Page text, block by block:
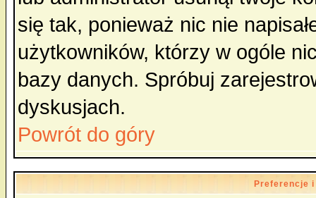
się tak, ponieważ nic nie
użytkowników, którzy w ogóle
bazy danych. Spróbuj
dyskusjach.
Powrót do góry
Preferencje